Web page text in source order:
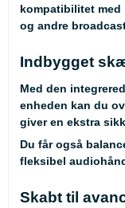
kompatibilitet
og andre
Indbygget
Med den
enheden kan du
giver en ekstra
Du får også
fleksibel
Skabt til